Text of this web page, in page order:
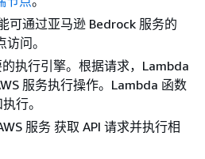
可通过亚马逊 Bedrock 服务的
问。
执行引擎。根据请求，Lambda
服务执行操作。Lambda 函数
行。
服务 获取 API 请求并执行相